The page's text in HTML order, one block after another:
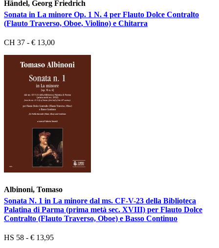
Händel, Georg Friedrich
Sonata in La minore Op. 1 N. 4 per Flauto Dolce Contralto
(Flauto Traverso, Oboe, Violino) e Chitarra
CH 37 - € 13,00
Albinoni, Tomaso
Sonata N. 1 in La minore dal ms. CF-V-23 della Biblioteca
Palatina di Parma (prima metà sec. XVIII) per Flauto Dolce
Contralto (Flauto Traverso, Oboe) e Basso Continuo
HS 58 - € 13,95